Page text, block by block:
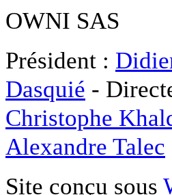
OWNI SAS
Président :
Dasquié -
Christophe
Alexandre Talec
Site conçu sous